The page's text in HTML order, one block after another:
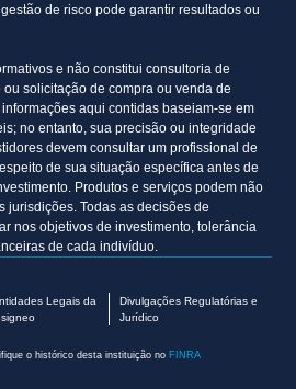
de risco pode garantir resultados ou
e não constitui consultoria de
solicitação de compra ou venda de
aqui contidas baseiam-se em
no entanto, sua precisão ou integridade
devem consultar um profissional de
de sua situação específica antes de
Produtos e serviços podem não
jurisdições. Todas as decisões de
nos objetivos de investimento, tolerância
de cada indivíduo.
Legais da
Divulgações Regulatórias e
Jurídico
o histórico desta instituição no FINRA